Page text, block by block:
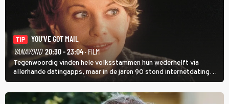
TIP
YOU'VE GOT MAIL
VANAVOND 20:30 - 23:04· FILM
Tegenwoordig vinden hele volksstammen hun wederhelft via
allerhande datingapps, maar in de jaren 90 stond internetdating
nog in de kinderschoenen. In de film You've Got Mail zie je dat
terug.